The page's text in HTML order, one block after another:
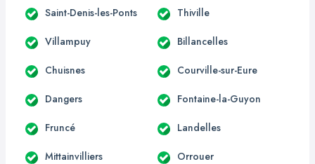
Saint-Denis-les-Ponts Thiville
Villampuy Billancelles
Chuisnes Courville-sur-Eure
Dangers Fontaine-la-Guyon
Fruncé Landelles
Mittainvilliers Orrouer